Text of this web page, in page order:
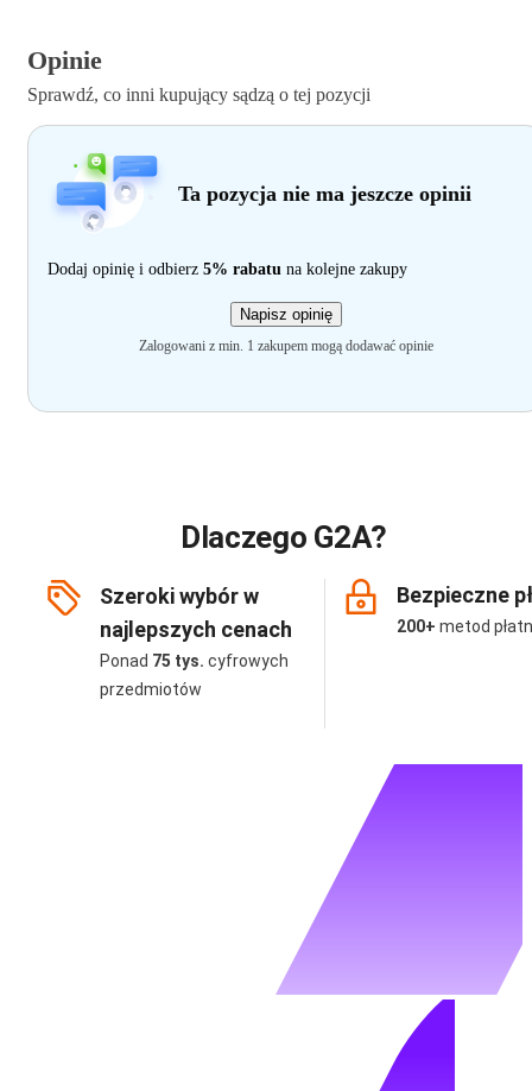
Opinie
Sprawdź, co inni kupujący sądzą o tej pozycji
Ta pozycja nie ma jeszcze opinii
Dodaj opinię i odbierz 5% rabatu na kolejne zakupy
Napisz opinię
Zalogowani z min. 1 zakupem mogą dodawać opinie
Dlaczego G2A?
Szeroki wybór w
najlepszych cenach
Ponad 75 tys. cyfrowych
przedmiotów
Bezpieczne
200+ metod